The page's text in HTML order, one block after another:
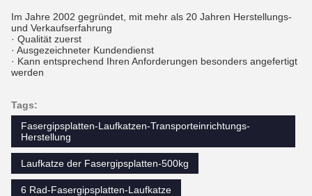
Im Jahre 2002 gegründet, mit mehr als 20 Jahren Herstellungs-
und Verkaufserfahrung
· Qualität zuerst
· Ausgezeichneter Kundendienst
· Kann entsprechend Ihren Anforderungen besonders angefertigt
werden
Tags:
Fasergipsplatten-Laufkatzen-Transporteinrichtungs-
Herstellung
Laufkatze der Fasergipsplatten-500kg
6 Rad-Fasergipsplatten-Laufkatze